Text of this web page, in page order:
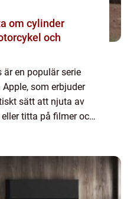
om cylinder
och
är en populär serie
som erbjuder
sätt att njuta av
titta på filmer och